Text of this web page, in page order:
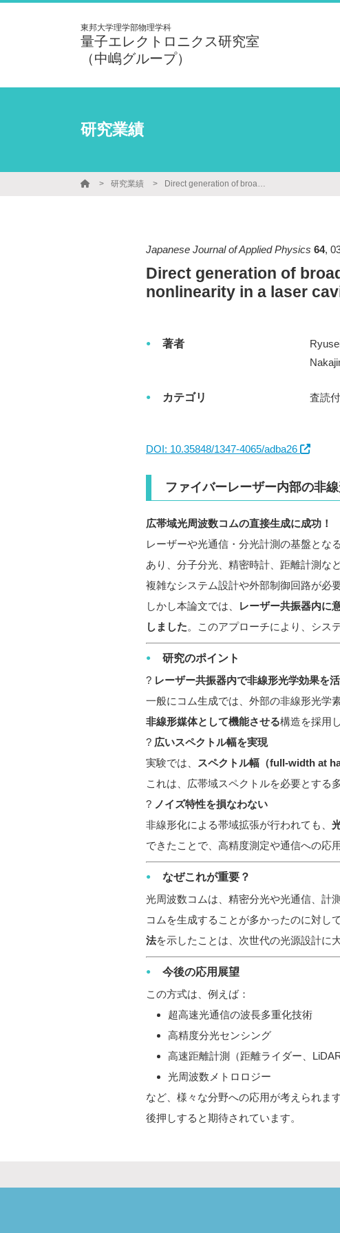
東邦大学理学部物理学科
量子エレクトロニクス研究室
（中嶋グループ）
研究業績
研究業績 Direct generation of broadband optical frequency comb using a fiber laser with nonlinearity in a laser cavity
Japanese Journal of Applied Physics 64,
Direct generation of
nonlinearity in a laser
著者
カテゴリ 査読
DOI: 10.35848/1347-4065/adba26
ファイバーレーザー内部の非
広帯域光周波数コムの直接生成に成功！
レーザーや光通信・分光計測の基盤とな
あり、分子分光、精密時計、距離計測な
複雑なシステム設計や外部制御回路が必
しかし本論文では、
レーザー共振器内に
しました。このアプローチにより、シス
研究のポイント
? レーザー共振器内で非線形光学効果を
一般にコム生成では、外部の非線形光学
非線形媒体として機能させる構造を採用
? 広いスペクトル幅を実現
実験では、
スペクトル幅（full-width at
これは、広帯域スペクトルを必要とする
? ノイズ特性を損なわない
非線形化による帯域拡張が行われても、
できたことで、高精度測定や通信への応
なぜこれが重要？
光周波数コムは、精密分光や光通信、計
コムを生成することが多かったのに対して
法を示したことは、次世代の光源設計に
今後の応用展望
この方式は、例えば：
超高速光通信の波長多重化技術
高精度分光センシング
高速距離計測（距離ライダー、LiDAR
光周波数メトロロジー
など、様々な分野への応用が考えられま
後押しすると期待されています。